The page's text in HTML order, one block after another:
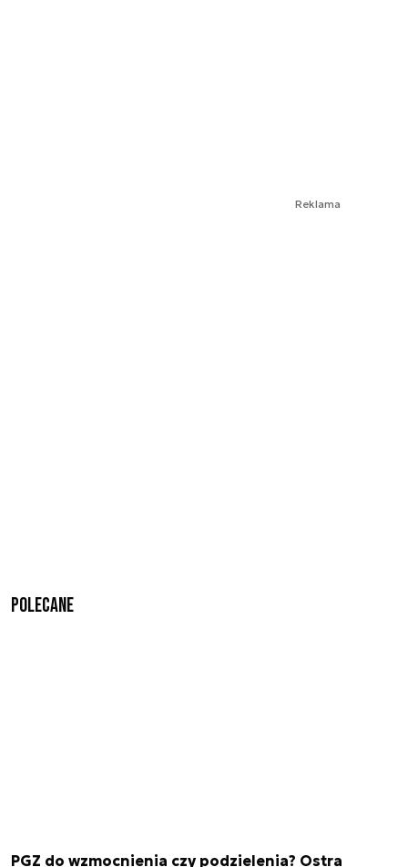
Reklama
Polecane
PGZ do wzmocnienia czy podzielenia? Ostra